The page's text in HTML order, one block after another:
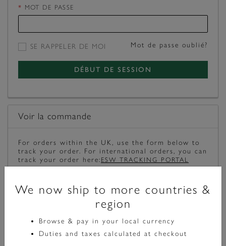
MOT DE PASSE
SE RAPPELER DE MOI Mot de passe oublié?
DÉBUT DE SESSION
Voir la commande
For orders within the UK, use the form below to
track your order. For international orders, you can
track your order here: ESW TRACKING PORTAL
We now ship to more countries &
region
Browse & pay in your local currency
Duties and taxes calculated at checkout